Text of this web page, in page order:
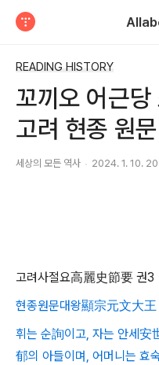
READING HISTORY
꼬끼오 어근
고려 현종 원
세상의 모든 역사 2024. 1. 10.
고려사절요高麗史節要 권3
현종원문대왕顯宗元文大王
휘는 순詢이고, 자는 안세
郁의 아들이며, 어머니는